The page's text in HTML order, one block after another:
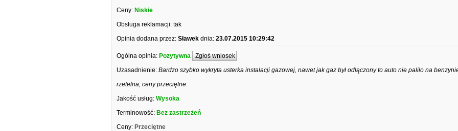
Ceny: Niskie
Obsługa reklamacji: tak
Opinia dodana przez: Sławek dnia: 23.07.2015 10:29:42
Ogólna opinia: Pozytywna Zgłoś wniosek
Uzasadnienie: Bardzo szybko wykryta usterka instalacji gazowej, nawet jak gaz był odłączony to auto nie paliło na
rzetelna, ceny przeciętne.
Jakość usług: Wysoka
Terminowość: Bez zastrzeżeń
Ceny: Przeciętne